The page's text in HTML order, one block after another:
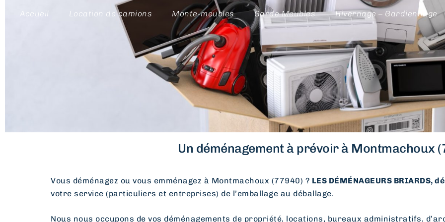
Accueil Location de camions Monte-meubles Garde Meubles Hivernage – Gardiennage
Un déménagement à prévoir à Montmachoux
Vous déménagez ou vous emménagez à Montmachoux (77940) ? LES DÉMÉNAGEURS BRIARDS,
votre service (particuliers et entreprises) de l’emballage au déballage.
Nous nous occupons de vos déménagements de propriété, locations, bureaux administratifs,